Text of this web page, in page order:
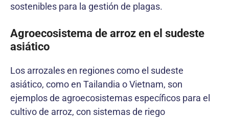
sostenibles para la gestión de plagas.
Agroecosistema de arroz en el sudeste
asiático
Los arrozales en regiones como el sudeste
asiático, como en Tailandia o Vietnam, son
ejemplos de agroecosistemas específicos para el
cultivo de arroz, con sistemas de riego